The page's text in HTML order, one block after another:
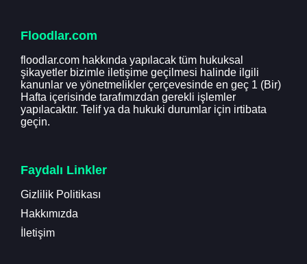
Floodlar.com
floodlar.com hakkında yapılacak tüm hukuksal
şikayetler bizimle iletişime geçilmesi halinde ilgili
kanunlar ve yönetmelikler çerçevesinde en geç 1 (Bir)
Hafta içerisinde tarafımızdan gerekli işlemler
yapılacaktır. Telif ya da hukuki durumlar için irtibata
geçin.
Faydalı Linkler
Gizlilik Politikası
Hakkımızda
İletişim